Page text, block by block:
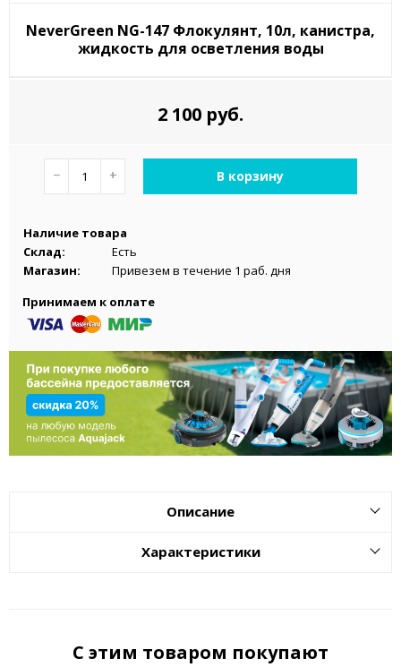
NeverGreen NG-147 Флокулянт, 10л, канистра,
жидкость для осветления воды
2 100 руб.
− + В корзину
Наличие товара
Склад:
Есть
Магазин:
Привезем в течение 1 раб. дня
Принимаем к оплате
Описание
Характеристики
С этим товаром покупают